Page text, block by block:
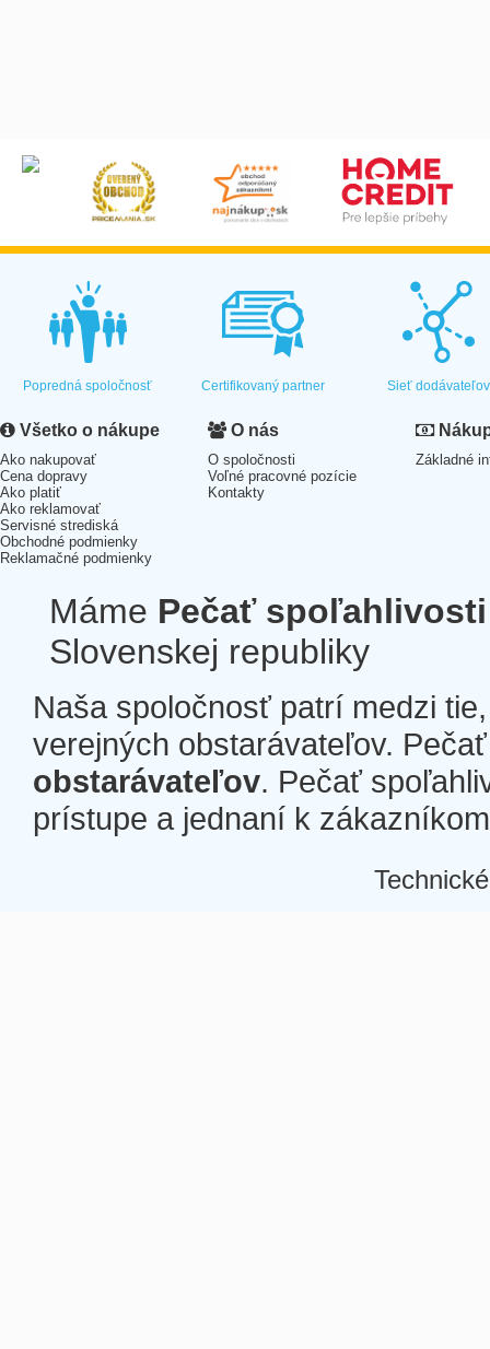
Popredná spoločnosť Certifikovaný partner Sieť dodávateľov
Všetko o nákupe
Ako nakupovať
Cena dopravy
Ako platiť
Ako reklamovať
Servisné strediská
Obchodné podmienky
Reklamačné podmienky
O nás
O spoločnosti
Voľné pracovné pozície
Kontakty
Základné
Máme Pečať spoľahlivosti
Slovenskej republiky
Naša spoločnosť patrí medzi
verejných obstarávateľov.
obstarávateľov. Pečať
prístupe a jednaní k